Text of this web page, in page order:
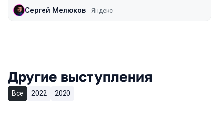
Сергей Мелюков Яндекс
Другие выступления
Все 2022 2020